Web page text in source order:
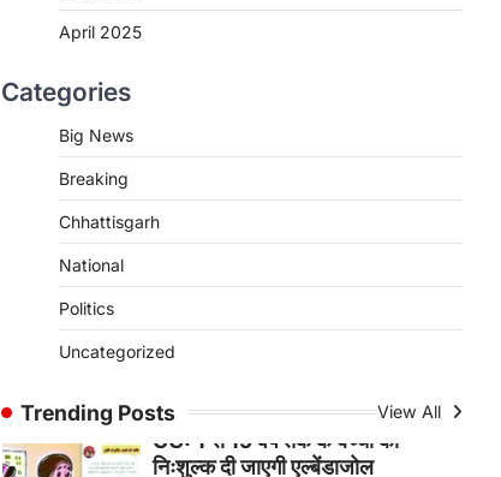
April 2025
Categories
Big News
Breaking
Chhattisgarh
National
Politics
Uncategorized
Trending Posts View All
CG: छिपली की दीदियों का कमाल,
बकरी पालन से बढ़ी आय और मजबूत
More Khabar August 7, 2026
रायपुर। ग्रामीण महिलाओं को आर्थिक रूप से
सशक्त बनाने की दिशा में जिले के नगरी…
CHHATTISGARH
CG: 1 से 19 वर्ष तक के बच्चों को
निःशुल्क दी जाएगी एल्बेंडाजोल